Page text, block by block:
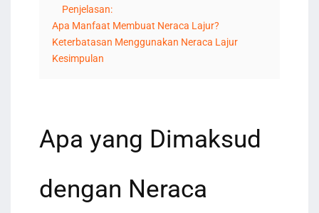
Penjelasan:
Apa Manfaat Membuat Neraca Lajur?
Keterbatasan Menggunakan Neraca Lajur
Kesimpulan
Apa yang Dimaksud
dengan Neraca